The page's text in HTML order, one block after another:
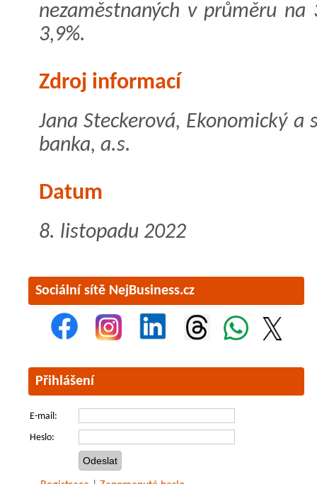
nezaměstnaných v průměru
3,9%.
Zdroj informací
Jana Steckerová, Ekonomický
banka, a.s.
Datum
8. listopadu 2022
Sociální sítě NejBusiness.cz
Přihlášení
E-mail:
Heslo: